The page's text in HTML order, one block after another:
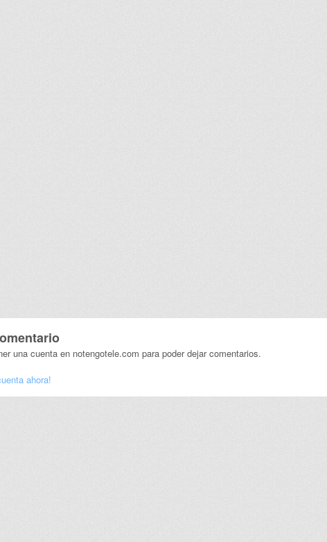
una cuenta en notengotele.com para poder dejar comentarios.
ahora!